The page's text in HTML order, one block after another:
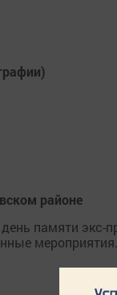
районе
памяти экс-
мероприятия.